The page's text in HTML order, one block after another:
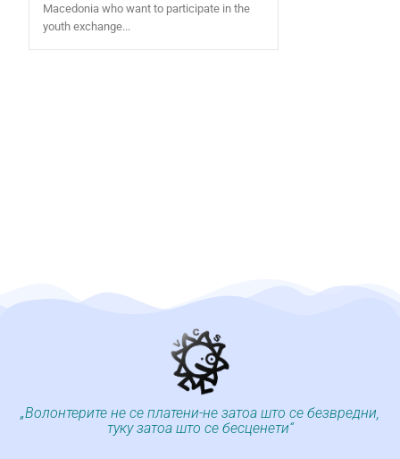
Macedonia who want to participate in the
youth exchange...
„Волонтерите не се платени-не затоа што се безвредни,
туку затоа што се бесценети“